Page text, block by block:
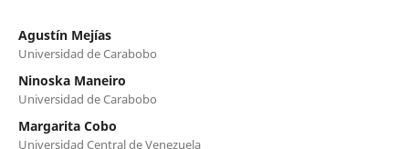
Agustín Mejías
Universidad de Carabobo
Ninoska Maneiro
Universidad de Carabobo
Margarita Cobo
Universidad Central de Venezuela